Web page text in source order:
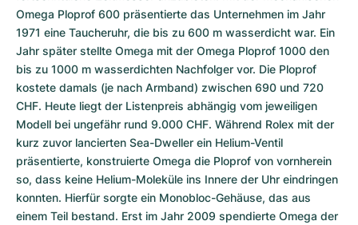
Omega Ploprof 600 präsentierte das Unternehmen im Jahr
1971 eine Taucheruhr, die bis zu 600 m wasserdicht war. Ein
Jahr später stellte Omega mit der Omega Ploprof 1000 den
bis zu 1000 m wasserdichten Nachfolger vor. Die Ploprof
kostete damals (je nach Armband) zwischen 690 und 720
CHF. Heute liegt der Listenpreis abhängig vom jeweiligen
Modell bei ungefähr rund 9.000 CHF. Während Rolex mit der
kurz zuvor lancierten Sea-Dweller ein Helium-Ventil
präsentierte, konstruierte Omega die Ploprof von vornherein
so, dass keine Helium-Moleküle ins Innere der Uhr eindringen
konnten. Hierfür sorgte ein Monobloc-Gehäuse, das aus
einem Teil bestand. Erst im Jahr 2009 spendierte Omega der